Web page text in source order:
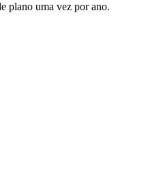
plano uma vez por ano.